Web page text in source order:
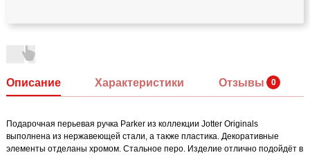
Описание Характеристики Отзывы
Подарочная перьевая ручка Parker из коллекции Jotter Originals
выполнена из нержавеющей стали, а также пластика. Декоративные
элементы отделаны хромом. Стальное перо. Изделие отлично подойдёт в